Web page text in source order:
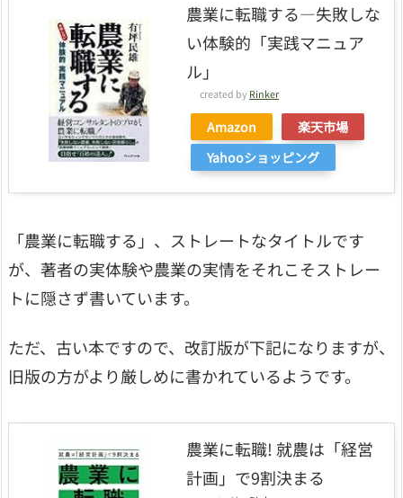
農業に転職する―失敗しな
い体験的「実践マニュア
ル」
created by Rinker
Amazon
楽天市場
Yahooショッピング
「農業に転職する」、ストレートなタイトルです
が、著者の実体験や農業の実情をそれこそストレー
トに隠さず書いています。
ただ、古い本ですので、改訂版が下記になりますが、
旧版の方がより厳しめに書かれているようです。
農業に転職! 就農は「経営
計画」で9割決まる